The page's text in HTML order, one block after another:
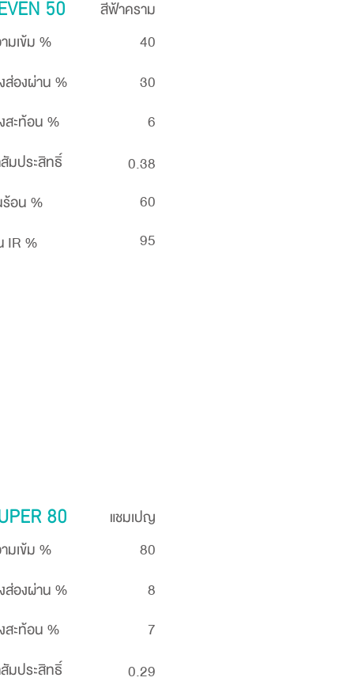
50
สีฟ้าคราม
มเข้ม %
40
ส่องผ่าน %
สะท้อน %
มประสิทธิ์
อน %
IR %
30
6
0.38
60
95
80
แชมเปญ
มเข้ม %
80
ส่องผ่าน %
สะท้อน %
มประสิทธิ์
8
7
0.29